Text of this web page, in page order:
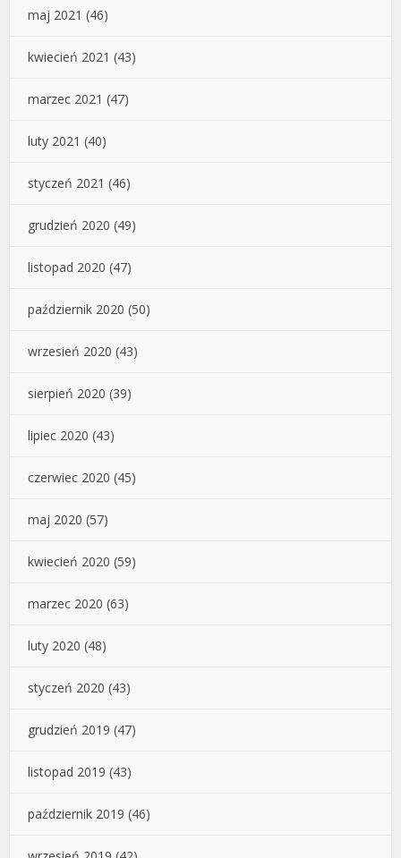
maj 2021 (46)
kwiecień 2021 (43)
marzec 2021 (47)
luty 2021 (40)
styczeń 2021 (46)
grudzień 2020 (49)
listopad 2020 (47)
październik 2020 (50)
wrzesień 2020 (43)
sierpień 2020 (39)
lipiec 2020 (43)
czerwiec 2020 (45)
maj 2020 (57)
kwiecień 2020 (59)
marzec 2020 (63)
luty 2020 (48)
styczeń 2020 (43)
grudzień 2019 (47)
listopad 2019 (43)
październik 2019 (46)